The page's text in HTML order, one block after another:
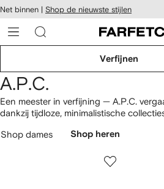
over en
naar de
Net binnen | Shop de nieuwste stijlen
Verfijnen
A.P.C.
Een meester in verfijning — A.P.C.
dankzij tijdloze, minimalistische
met subtiele logo's. Of kies voor
Shop dames Shop heren